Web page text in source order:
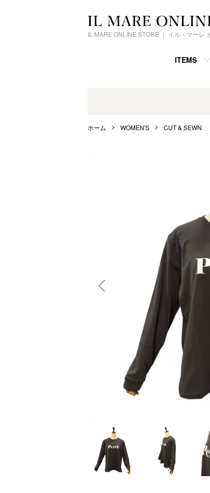
IL MARE ONLINE STORE ｜ イル・マーレ
ITEMS
ホーム WOMEN'S CUT & SEWN